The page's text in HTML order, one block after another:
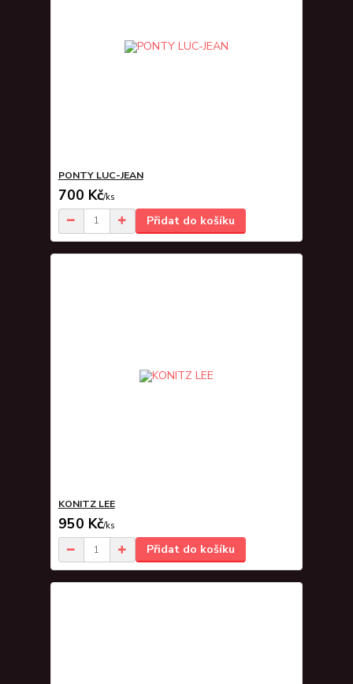
PONTY LUC-JEAN
700 Kč/ks
Přidat do košíku
KONITZ LEE
950 Kč/ks
Přidat do košíku